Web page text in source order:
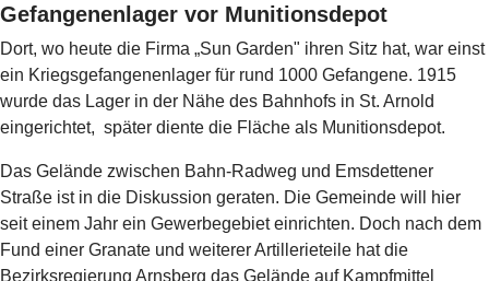
Gefangenenlager vor Munitionsdepot
Dort, wo heute die Firma „Sun Garden" ihren Sitz hat, war einst
ein Kriegsgefangenenlager für rund 1000 Gefangene. 1915
wurde das Lager in der Nähe des Bahnhofs in St. Arnold
eingerichtet, später diente die Fläche als Munitionsdepot.
Das Gelände zwischen Bahn-Radweg und Emsdettener
Straße ist in die Diskussion geraten. Die Gemeinde will hier
seit einem Jahr ein Gewerbegebiet einrichten. Doch nach dem
Fund einer Granate und weiterer Artillerieteile hat die
Bezirksregierung Arnsberg das Gelände auf Kampfmittel